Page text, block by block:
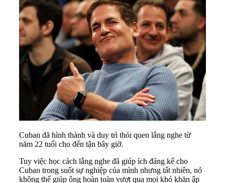
Cuban đã hình thành và duy trì thói quen lắng nghe từ
năm 22 tuổi cho đến tận bây giờ.
Tuy việc học cách lắng nghe đã giúp ích đáng kể cho
Cuban trong suốt sự nghiệp của mình nhưng tất nhiên, nó
không thể giúp ông hoàn toàn vượt qua mọi khó khăn ập